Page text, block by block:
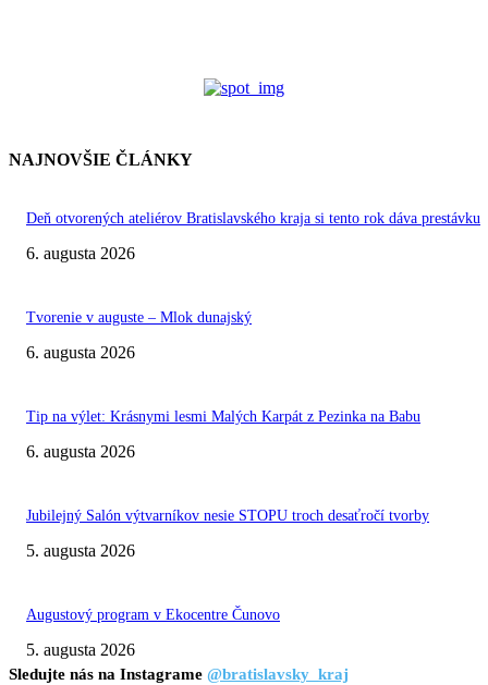
NAJNOVŠIE ČLÁNKY
Deň otvorených ateliérov Bratislavského kraja si tento rok dáva prestávku
6. augusta 2026
Tvorenie v auguste – Mlok dunajský
6. augusta 2026
Tip na výlet: Krásnymi lesmi Malých Karpát z Pezinka na Babu
6. augusta 2026
Jubilejný Salón výtvarníkov nesie STOPU troch desaťročí tvorby
5. augusta 2026
Augustový program v Ekocentre Čunovo
5. augusta 2026
Sledujte nás na Instagrame @bratislavsky_kraj